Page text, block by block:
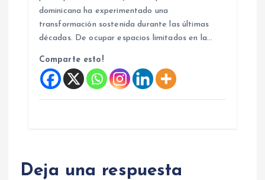
dominicana ha experimentado una
transformación sostenida durante las últimas
décadas. De ocupar espacios limitados en la…
Comparte esto!
Deja una respuesta